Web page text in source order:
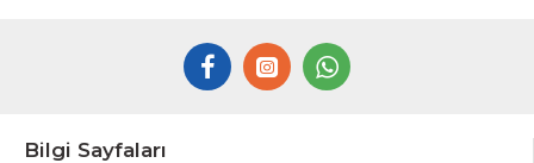
Bilgi Sayfaları